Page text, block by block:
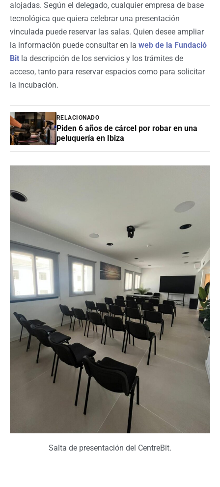
alojadas. Según el delegado, cualquier empresa de base
tecnológica que quiera celebrar una presentación
vinculada puede reservar las salas. Quien desee ampliar
la información puede consultar en la web de la Fundació
Bit la descripción de los servicios y los trámites de
acceso, tanto para reservar espacios como para solicitar
la incubación.
RELACIONADO
Piden 6 años de cárcel por robar en una
peluquería en Ibiza
Salta de presentación del CentreBit.